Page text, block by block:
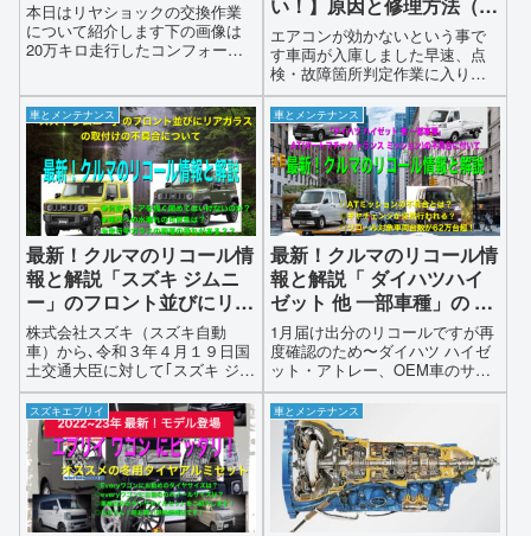
本日はリヤショックの交換作業
について紹介します下の画像は
20万キロ走行したコンフォート
だ新車扱いですが稀にオイル漏
れなどで車検が通らないとか乗
り心地が悪いとかで交換作業が
必要になります今回の車両も見
てお分かりの通り黒く塗れてい
る部分がオイルが流れた後で
す、このままの状態で走行する
とコーナリングや発進・ブレー
キング時車両が安定せず乗り心
地が悪くなり船酔い状態になり
ます
い！】原因と修理方法（エ
アコンガス交換編）
エアコンが効かないという事で
す車両が入庫しました早速、点
検・故障箇所判定作業に入りま
すエアコン吹き出し口を確認し
て風量・温度を確認①風量は
OK・写真撮り忘れましたが吹き
出し温度が24度位です…吹き出
し温度が高いです…この車両の
乗務員は夜勤務で最近になって
日勤に変わりエアコンがあまり
効かない事に気が付いたようで
す…
車とメンテナンス
最新！クルマのリコール情
報と解説「スズキ ジムニ
ー」のフロント並びにリア
ガラスの取付けの不具合に
ついて
株式会社スズキ（スズキ自動
車）から､令和３年４月１９日国
土交通大臣に対して｢スズキ ジム
ニー｣の車体に取り付けられてい
るフロントウインドウとリアウ
インドウの組付けに際して不具
合があり車内に水漏れの可能性
があり最悪の場合､ガラスが脱落
する恐れがあるとのことで下記
のとおりリコールの届出があっ
たとのことです
車とメンテナンス
最新！クルマのリコール情
報と解説「 ダイハツハイ
ゼット 他 一部車種」の オ
ートマチックトランス
(A/T) ミッション に 不具合
1月届け出分のリコールですが再
度確認のため〜ダイハツ ハイゼ
ット・アトレー、OEM車のサン
バー、ディアス、ピクシスバ
ン、ピクシストラック、他、一
部車両において電気装置（自動
変速機）オートマチックトラン
スミッションの不具合によりギ
ヤチェンジが正常に行われない
可能性があるとのこと対象車両
は624,105台とのことです
スズキエブリイ 車とメンテナンス